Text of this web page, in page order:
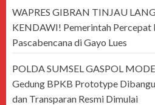
WAPRES GIBRAN TINJAU
KENDAWI! Pemerintah
Pascabencana di Gayo Lues
POLDA SUMSEL GASPOL
Gedung BPKB Prototype
dan Transparan Resmi Dimulai